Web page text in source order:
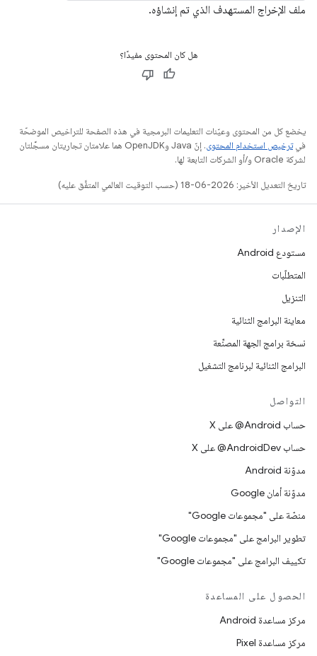
ملف الإخراج المستهدف الذي تم إنشاؤه.
هل كان المحتوى مفيدًا؟
يخضع كل من المحتوى وعيّنات التعليمات البرمجية في هذه الصفحة للتراخيص الموضحّة
فيترخيص استخدام المحتوى
. إنّ Java وOpenJDK هما علامتان تجاريتان مسجَّلتان
لشركة Oracle و/أو الشركات التابعة لها.
تاريخ التعديل الأخير: 2026-06-18 (حسب التوقيت العالمي المتفَّق عليه)
الإصدار
مستودع Android
المتطلّبات
التنزيل
معاينة البرامج الثنائية
نسخة برامج الجهة المصنِّعة
البرامج الثنائية لبرنامج التشغيل
التواصل
حساب ‎@Android على X
حساب ‎@AndroidDev على X
مدوّنة Android
مدوّنة أمان Google
منصّة على "مجموعات Google"
تطوير البرامج على "مجموعات Google"
تكييف البرامج على "مجموعات Google"
الحصول على المساعدة
مركز مساعدة Android
مركز مساعدة Pixel